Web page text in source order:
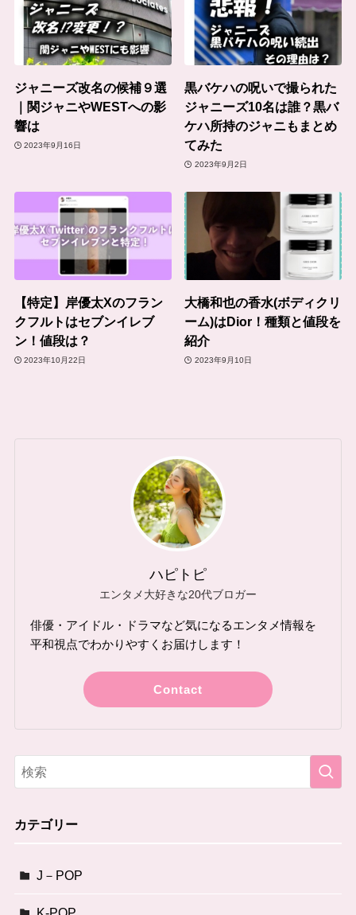
ジャニーズ改名の候補９選
｜関ジャニやWESTへの影
響は
2023年9月16日
黒バケハの呪いで撮られた
ジャニーズ10名は誰？黒バ
ケハ所持のジャニもまとめ
てみた
2023年9月2日
【特定】岸優太Xのフラン
クフルトはセブンイレブ
ン！値段は？
2023年10月22日
大橋和也の香水(ボディクリ
ーム)はDior！種類と値段を
紹介
2023年9月10日
ハピトピ
エンタメ大好きな20代ブロガー
俳優・アイドル・ドラマなど気になるエンタメ情報を
平和視点でわかりやすくお届けします！
Contact
カテゴリー
J－POP